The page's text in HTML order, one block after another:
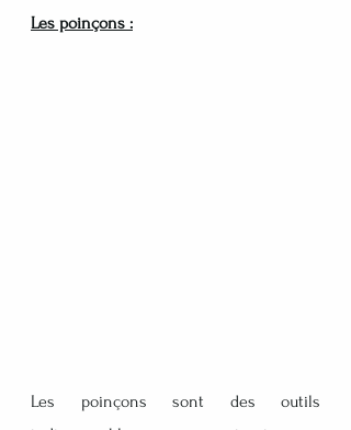
Les poinçons :
Les poinçons sont des outils